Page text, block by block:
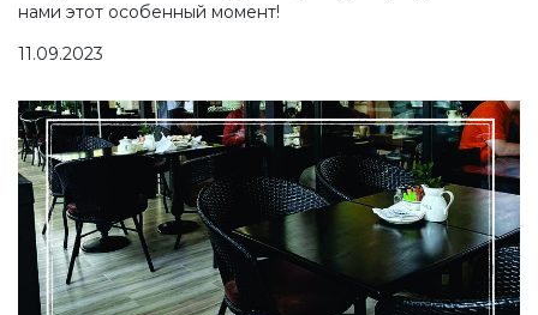
нами этот особенный момент!
11.09.2023